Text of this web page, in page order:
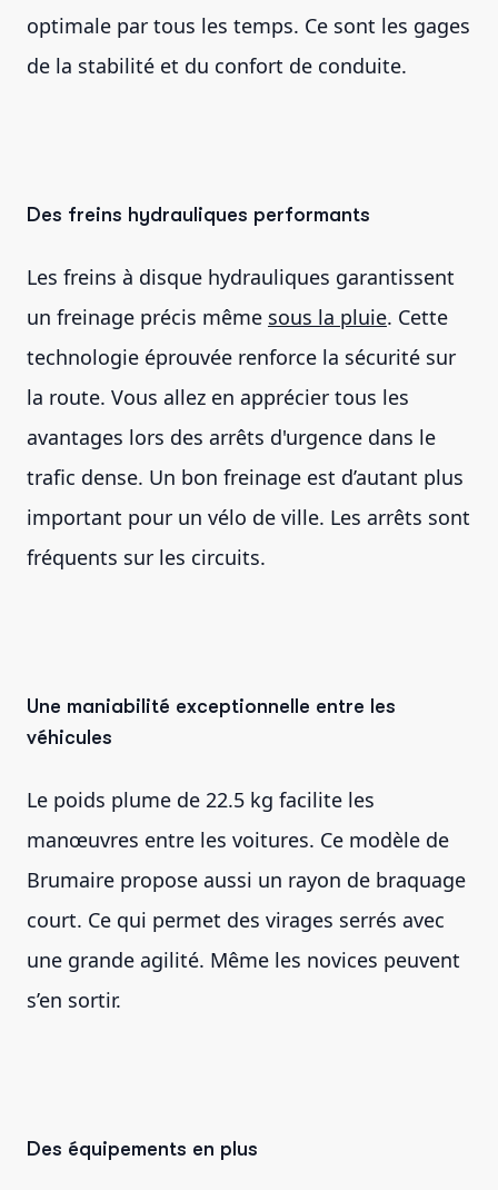
optimale par tous les temps. Ce sont les gages
de la stabilité et du confort de conduite.
Des freins hydrauliques performants
Les freins à disque hydrauliques garantissent
un freinage précis même sous la pluie. Cette
technologie éprouvée renforce la sécurité sur
la route. Vous allez en apprécier tous les
avantages lors des arrêts d'urgence dans le
trafic dense. Un bon freinage est d’autant plus
important pour un vélo de ville. Les arrêts sont
fréquents sur les circuits.
Une maniabilité exceptionnelle entre les
véhicules
Le poids plume de 22.5 kg facilite les
manœuvres entre les voitures. Ce modèle de
Brumaire propose aussi un rayon de braquage
court. Ce qui permet des virages serrés avec
une grande agilité. Même les novices peuvent
s’en sortir.
Des équipements en plus